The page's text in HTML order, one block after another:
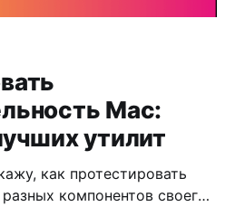
Mac:
утилит
как протестировать
компонентов своего